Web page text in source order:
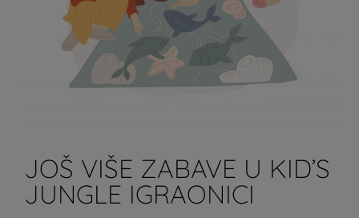
JOŠ VIŠE ZABAVE U KID’S
JUNGLE IGRAONICI